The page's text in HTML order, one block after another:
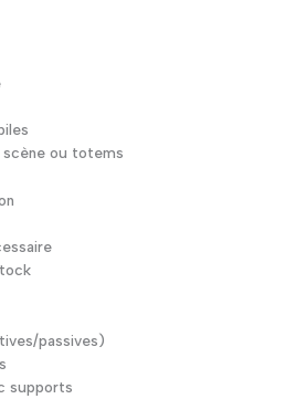
scène ou totems
passives)
supports